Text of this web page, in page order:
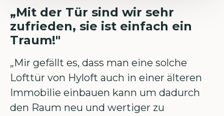
„Mit der Tür sind wir sehr
zufrieden, sie ist einfach ein
Traum!"
„Mir gefällt es, dass man eine solche
Lofttür von Hyloft auch in einer älteren
Immobilie einbauen kann um dadurch
den Raum neu und wertiger zu